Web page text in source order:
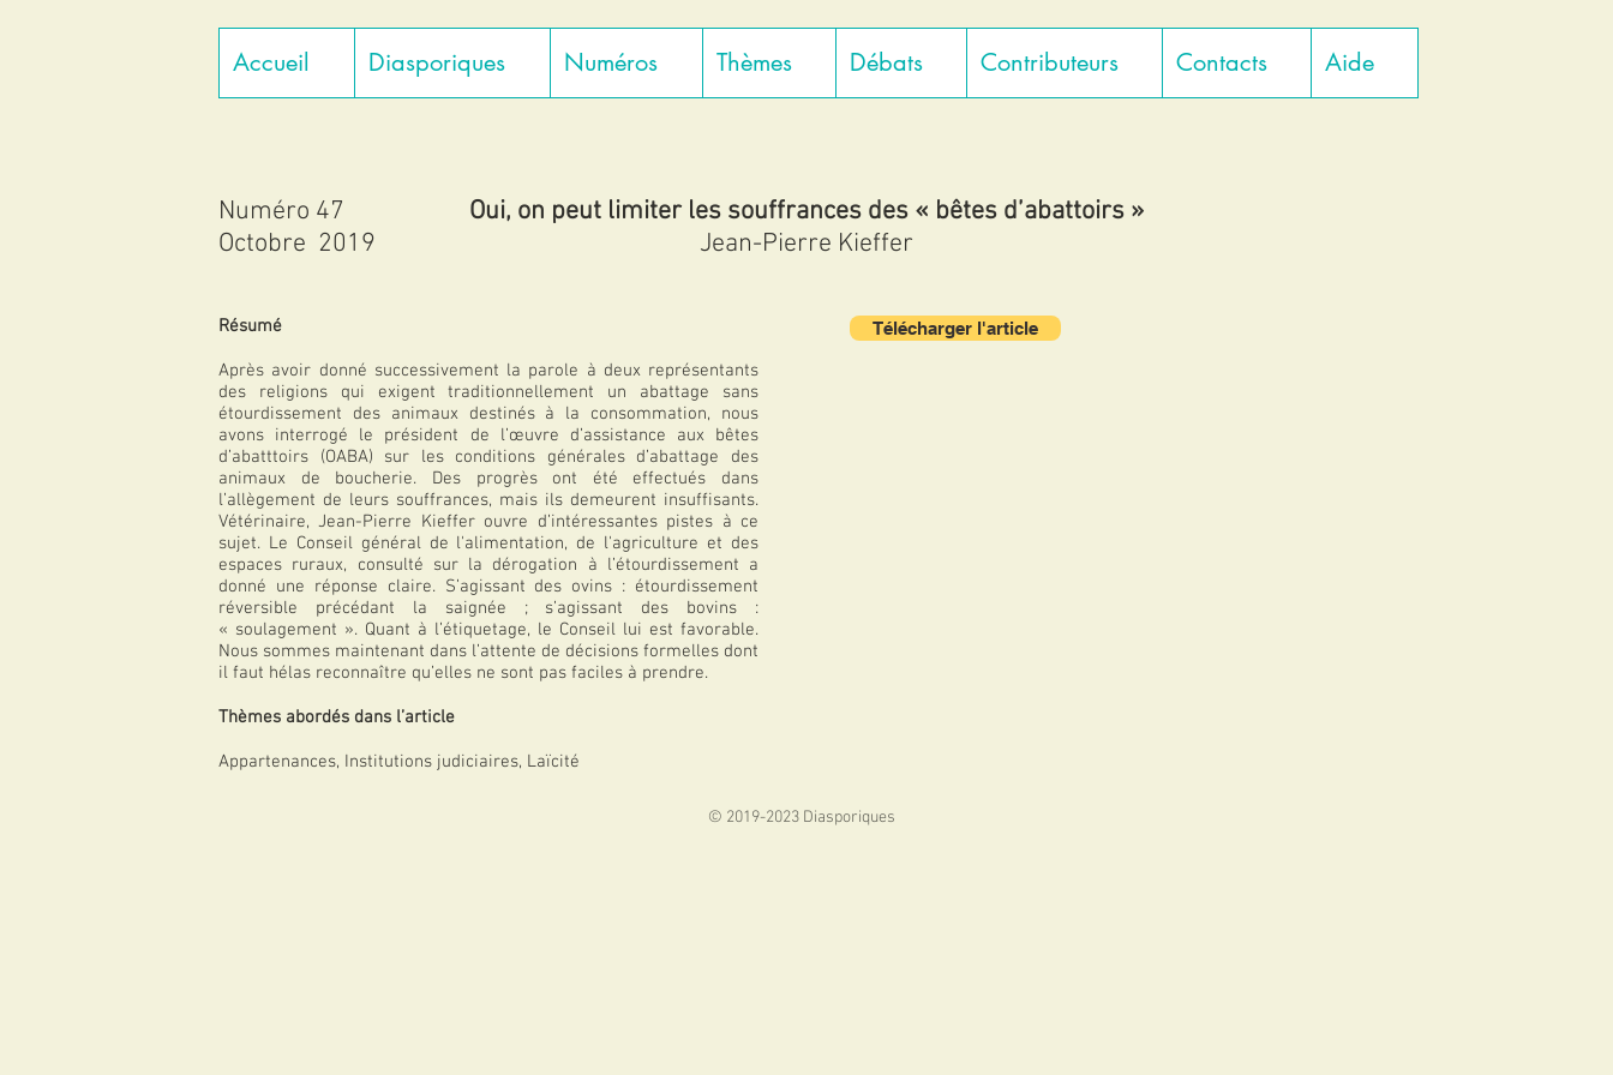
Accueil Diasporiques Numéros Thèmes Débats Contributeurs Contacts Aide
Numéro 47
Octobre 2019
Oui, on peut limiter les souffrances des « bêtes d’abattoirs »
Jean-Pierre Kieffer
Résumé
Après avoir donné successivement la parole à deux représentants
des religions qui exigent traditionnellement un abattage sans
étourdissement des animaux destinés à la consommation, nous
avons interrogé le président de l’œuvre d’assistance aux bêtes
d’abatttoirs (OABA) sur les conditions générales d’abattage des
animaux de boucherie. Des progrès ont été effectués dans
l’allègement de leurs souffrances, mais ils demeurent insuffisants.
Vétérinaire, Jean-Pierre Kieffer ouvre d’intéressantes pistes à ce
sujet. Le Conseil général de l'alimentation, de l'agriculture et des
espaces ruraux, consulté sur la dérogation à l’étourdissement a
donné une réponse claire. S’agissant des ovins : étourdissement
réversible précédant la saignée ; s’agissant des bovins :
« soulagement ». Quant à l’étiquetage, le Conseil lui est favorable.
Nous sommes maintenant dans l’attente de décisions formelles dont
il faut hélas reconnaître qu’elles ne sont pas faciles à prendre.
Thèmes abordés dans l’article
Appartenances, Institutions judiciaires, Laïcité
Télécharger l'article
© 2019-2023 Diasporiques